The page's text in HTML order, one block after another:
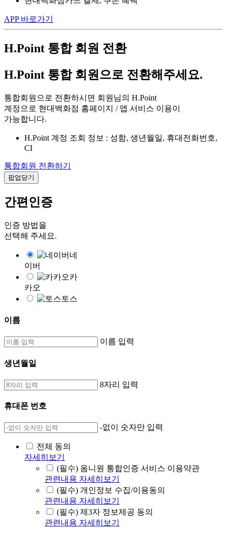
APP 바로가기
H.Point 통합 회원 전환
H.Point 통합 회원으로 전환해주세요.
통합회원으로 전환하시면 회원님의 H.Point
계정으로 현대백화점 홈페이지 / 앱 서비스 이용이
가능합니다.
H.Point 계정 조회 정보 : 성함, 생년월일, 휴대전화번호,
CI
통합회원 전환하기
팝업닫기
간편인증
인증 방법을
선택해 주세요.
네
이버
카
카오
토스
이름
이름 입력
생년월일
8자리 입력
휴대폰 번호
-없이 숫자만 입력
전체 동의
자세히보기
(필수) 옴니원 통합인증 서비스 이용약관
관련내용 자세히보기
(필수) 개인정보 수집/이용동의
관련내용 자세히보기
(필수) 제3자 정보제공 동의
관련내용 자세히보기